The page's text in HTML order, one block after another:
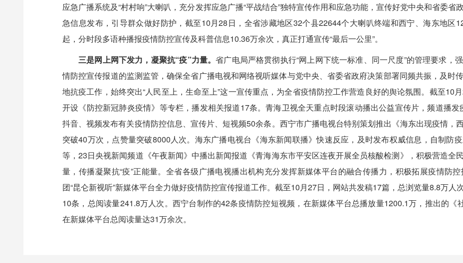
应急广播系统及“村村响”大喇叭，充分发挥应急广播“平战结合”独特宣传作用和应急功能，宣传好党中央和省委
急信息发布，引导群众做好防护，截至10月28日，全省涉藏地区32个县22644个大喇叭终端和西宁、海东地区
起，分时段多语种播报疫情防控宣传及科普信息10.36万余次，真正打通宣传“最后一公里”。
三是网上网下发力，凝聚抗“疫”力量。省广电局严格贯彻执行“网上网下统一标准、同一尺度”的管理要求，
情防控宣传报道的监测监管，确保全省广播电视和网络视听媒体与党中央、省委省政府决策部署同频共振，及时
地抗疫工作，始终突出“人民至上，生命至上”这一宣传重点，为全省疫情防控工作营造良好的舆论氛围。截至10
开设《防控新冠肺炎疫情》等专栏，播发相关报道17条。青海卫视全天重点时段滚动播出公益宣传片，频道播发
抖音、视频发布有关疫情防控信息、宣传片、短视频50余条。西宁市广播电视台特别策划推出《海东出现疫情，
突破40万次，点赞量突破8000人次。海东广播电视台《海东新闻联播》快速反应，及时发布权威信息，自制防
等，23日央视新闻频道《午夜新闻》中播出新闻报道《青海海东市平安区连夜开展全员核酸检测》，积极营造全
量，传播凝聚抗“疫”正能量。全省各级广播电视播出机构充分发挥新媒体平台的融合传播力，积极拓展疫情防
团“昆仑新视听”新媒体平台全力做好疫情防控宣传报道工作。截至10月27日，网站共发稿17篇，总浏览量8.8万人
10条，总阅读量241.8万人次。西宁台制作的42条疫情防控短视频，在新媒体平台总播放量1200.1万，推出的《
在新媒体平台总阅读量达31万余次。